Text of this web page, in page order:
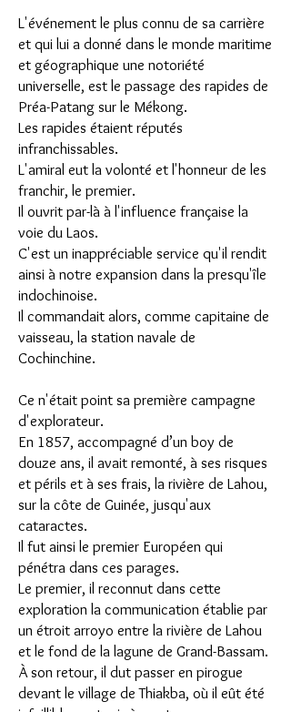
L'événement le plus connu de sa carrière
et qui lui a donné dans le monde maritime
et géographique une notoriété
universelle, est le passage des rapides de
Préa-Patang sur le Mékong.
Les rapides étaient réputés
infranchissables.
L'amiral eut la volonté et l'honneur de les
franchir, le premier.
Il ouvrit par-là à l'influence française la
voie du Laos.
C'est un inappréciable service qu'il rendit
ainsi à notre expansion dans la presqu'île
indochinoise.
Il commandait alors, comme capitaine de
vaisseau, la station navale de
Cochinchine.
Ce n'était point sa première campagne
d'explorateur.
En 1857, accompagné d’un boy de
douze ans, il avait remonté, à ses risques
et périls et à ses frais, la rivière de Lahou,
sur la côte de Guinée, jusqu'aux
cataractes.
Il fut ainsi le premier Européen qui
pénétra dans ces parages.
Le premier, il reconnut dans cette
exploration la communication établie par
un étroit arroyo entre la rivière de Lahou
et le fond de la lagune de Grand-Bassam.
À son retour, il dut passer en pirogue
devant le village de Thiakba, où il eût été